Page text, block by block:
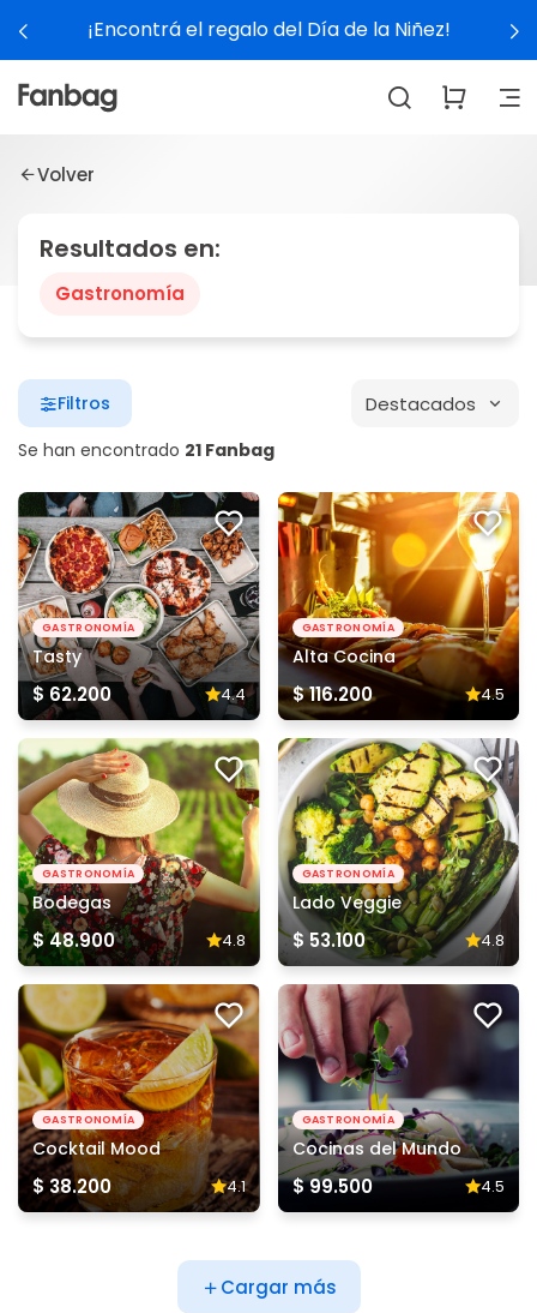
¡Encontrá el regalo del Día de la Niñez!
Volver
Resultados en:
Gastronomía
Se han encontrado 21 Fanbag
Filtros Destacados
GASTRONOMÍA
Tasty
$ 62.200 4.4
GASTRONOMÍA
Alta Cocina
$ 116.200 4.5
GASTRONOMÍA
Bodegas
$ 48.900 4.8
GASTRONOMÍA
Lado Veggie
$ 53.100 4.8
GASTRONOMÍA
Cocktail Mood
$ 38.200 4.1
GASTRONOMÍA
Cocinas del Mundo
$ 99.500 4.5
Cargar más